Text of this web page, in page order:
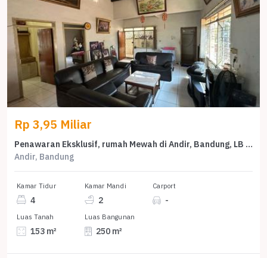
Rp 3,95 Miliar
Penawaran Eksklusif, rumah Mewah di Andir, Bandung, LB 250m²
Andir, Bandung
Kamar Tidur
4
Kamar Mandi
2
Carport
-
Luas Tanah
153 m²
Luas Bangunan
250 m²